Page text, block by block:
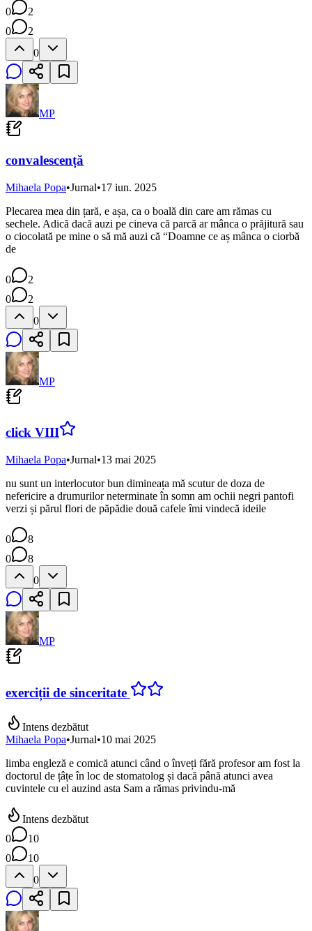
0
2
0
2
0
MP
convalescență
Mihaela Popa•Jurnal•17 iun. 2025
Plecarea mea din țară, e așa, ca o boală din care am rămas cu
sechele. Adică dacă auzi pe cineva că parcă ar mânca o prăjitură sau
o ciocolată pe mine o să mă auzi că “Doamne ce aș mânca o ciorbă
de
0
2
0
2
0
MP
click VIII
Mihaela Popa•Jurnal•13 mai 2025
nu sunt un interlocutor bun dimineața mă scutur de doza de
nefericire a drumurilor neterminate în somn am ochii negri pantofi
verzi și părul flori de păpădie două cafele îmi vindecă ideile
0
8
0
8
0
MP
exerciții de sinceritate
Intens dezbătut
Mihaela Popa•Jurnal•10 mai 2025
limba engleză e comică atunci când o înveți fără profesor am fost la
doctorul de țâțe în loc de stomatolog și dacă până atunci avea
cuvintele cu el auzind asta Sam a rămas privindu-mă
Intens dezbătut
0
10
0
10
0